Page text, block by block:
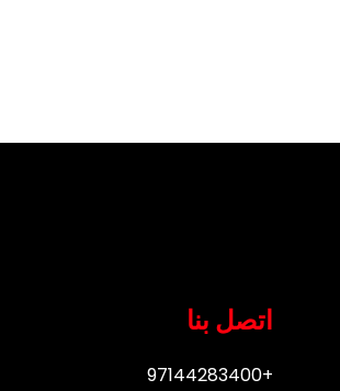
اتصل بنا
+97144283400